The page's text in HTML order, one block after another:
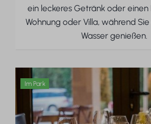
ein leckeres Getränk oder einen
Wohnung oder Villa, während
Wasser genießen.
Im Park